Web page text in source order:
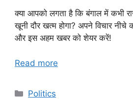
क्या आपको लगता है कि बंगाल में कभी
खूनी दौर खत्म होगा? अपने विचार
और इस अहम खबर को शेयर करें!
Read more
Categories
Politics